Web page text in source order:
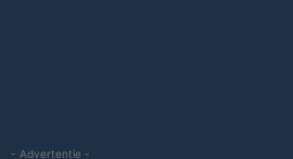
- Advertentie -